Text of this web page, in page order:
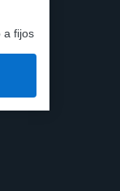
a fijos